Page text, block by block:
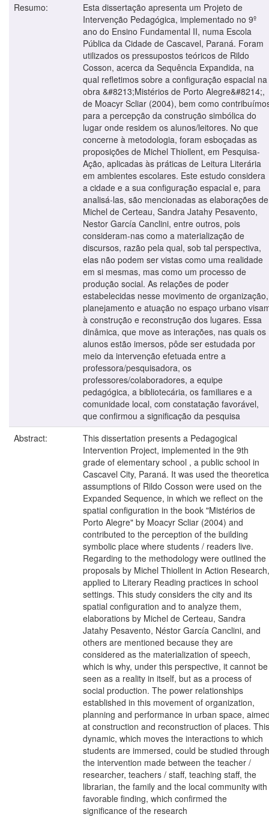
Resumo:
Esta dissertação apresenta um Projeto de
Intervenção Pedagógica, implementado no 9º
ano do Ensino Fundamental II, numa Escola
Pública da Cidade de Cascavel, Paraná. Foram
utilizados os pressupostos teóricos de Rildo
Cosson, acerca da Sequência Expandida, na
qual refletimos sobre a configuração espacial na
obra &#8213;Mistérios de Porto Alegre&#8214;,
de Moacyr Scliar (2004), bem como
para a percepção da construção simbólica do
lugar onde residem os alunos/leitores. No que
concerne à metodologia, foram esboçadas as
proposições de Michel Thiollent, em Pesquisa-
Ação, aplicadas às práticas de Leitura Literária
em ambientes escolares. Este estudo considera
a cidade e a sua configuração espacial e, para
analisá-las, são mencionadas as elaborações de
Michel de Certeau, Sandra Jatahy Pesavento,
Nestor García Canclini, entre outros, pois
consideram-nas como a materialização de
discursos, razão pela qual, sob tal perspectiva,
elas não podem ser vistas como uma realidade
em si mesmas, mas como um processo de
produção social. As relações de poder
estabelecidas nesse movimento de organização,
planejamento e atuação no espaço urbano
à construção e reconstrução dos lugares. Essa
dinâmica, que move as interações, nas quais os
alunos estão imersos, pôde ser estudada por
meio da intervenção efetuada entre a
professora/pesquisadora, os
professores/colaboradores, a equipe
pedagógica, a bibliotecária, os familiares e a
comunidade local, com constatação favorável,
que confirmou a significação da pesquisa
Abstract:
This dissertation presents a Pedagogical
Intervention Project, implemented in the 9th
grade of elementary school , a public school in
Cascavel City, Paraná. It was used the
assumptions of Rildo Cosson were used on the
Expanded Sequence, in which we reflect on the
spatial configuration in the book "Mistérios de
Porto Alegre" by Moacyr Scliar (2004) and
contributed to the perception of the building
symbolic place where students / readers live.
Regarding to the methodology were outlined the
proposals by Michel Thiollent in Action Research,
applied to Literary Reading practices in school
settings. This study considers the city and its
spatial configuration and to analyze them,
elaborations by Michel de Certeau, Sandra
Jatahy Pesavento, Néstor García Canclini, and
others are mentioned because they are
considered as the materialization of speech,
which is why, under this perspective, it cannot be
seen as a reality in itself, but as a process of
social production. The power relationships
established in this movement of organization,
planning and performance in urban space,
at construction and reconstruction of places. This
dynamic, which moves the interactions to which
students are immersed, could be studied through
the intervention made between the teacher /
researcher, teachers / staff, teaching staff, the
librarian, the family and the local community with
favorable finding, which confirmed the
significance of the research